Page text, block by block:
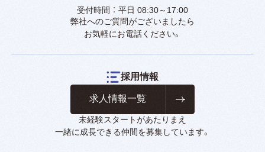
受付時間 ： 平日 08:30～17:00
弊社へのご質問がございましたら
お気軽にお電話ください。
採用情報
求人情報一覧
未経験スタートがあたりまえ
一緒に成長できる仲間を募集しています。